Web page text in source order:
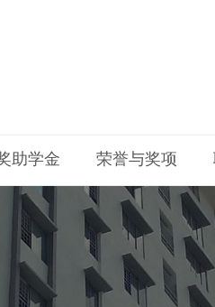
助学金 荣誉与奖项